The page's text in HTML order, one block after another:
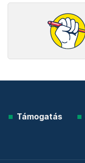
Támogatás